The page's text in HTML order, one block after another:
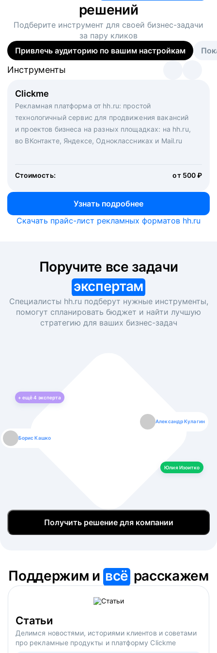
решений
Подберите инструмент для своей бизнес-задачи
за пару кликов
Привлечь аудиторию по вашим настройкам
Clickme
Рекламная платформа от hh.ru: простой
технологичный сервис для продвижения вакансий
и проектов бизнеса на разных площадках: на hh.ru,
во ВКонтакте, Яндексе, Одноклассниках и Mail.ru
Стоимость: от 500 ₽
Узнать подробнее
Инструменты
Вакансия дня
Рекламный формат для вакансий на главной странице
hh.ru. Увеличивает количество откликов
Инструменты
Массовый подбор под ключ. Решите, сколько
кандидатов и когда вам нужно, и за дело возьмутся
маркетологи, рекрутеры и проектные менеджеры
hh.ru с целым набором digital-инструментов
Инструменты
Скачать прайс-лист рекламных форматов hh.ru
экспертам
Специалисты hh.ru подберут нужные инструменты,
помогут спланировать бюджет и найти лучшую
стратегию для ваших бизнес-задач
+ ещё4 эксперта
Борис Кашко
Александр Кулагин
Юлия Изоитко
Юлия Изоитко
Даниил Макаров
Александр Кулагин
Екатерина Лазаренко
Даниил Макаров
Борис Кашко
Екатерина Лазаренко
Юлия Изоитко
Получить решение для компании
Поддержим ивсё расскажем
Статьи
Делимся новостями, историями клиентов и советами
про рекламные продукты и платформу Clickme